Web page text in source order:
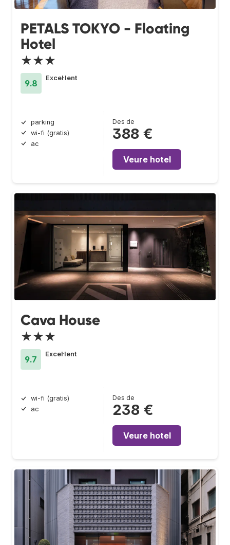
PETALS TOKYO - Floating
Hotel
★★★
9.8
Excel·lent
parking
wi-fi (gratis)
ac
Des de
388 €
Veure hotel
Cava House
★★★
9.7
Excel·lent
wi-fi (gratis)
ac
Des de
238 €
Veure hotel